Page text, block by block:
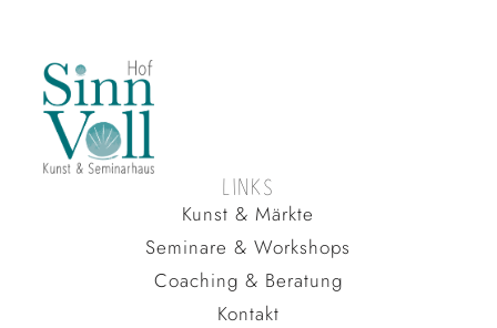
LINKS
Kunst & Märkte
Seminare & Workshops
Coaching & Beratung
Kontakt